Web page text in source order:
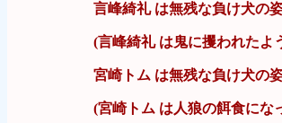
言峰綺礼 は無残な負け犬の
(言峰綺礼 は鬼に攫われたよ
宮崎トム は無残な負け犬の
(宮崎トム は人狼の餌食にな